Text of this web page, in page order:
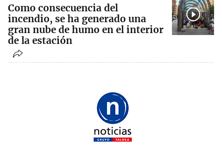
Como consecuencia del
incendio, se ha generado una
gran nube de humo en el interior
de la estación